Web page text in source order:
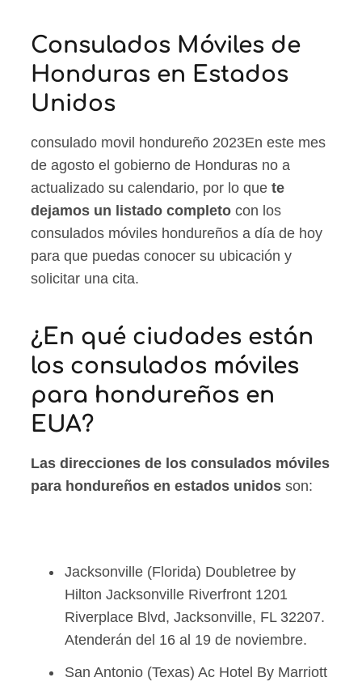
Consulados Móviles de
Honduras en Estados
Unidos
consulado movil hondureño 2023En este mes
de agosto el gobierno de Honduras no a
actualizado su calendario, por lo quete
dejamos un listado completo con los
consulados móviles hondureños a día de hoy
para que puedas conocer su ubicación y
solicitar una cita.
¿En qué ciudades están
los consulados móviles
para hondureños en
EUA?
Las direcciones de los consulados móviles
para hondureños en estados unidosson:
Jacksonville (Florida) Doubletree by
Hilton Jacksonville Riverfront 1201
Riverplace Blvd, Jacksonville, FL 32207.
Atenderán del 16 al 19 de noviembre.
San Antonio (Texas) Ac Hotel By Marriott